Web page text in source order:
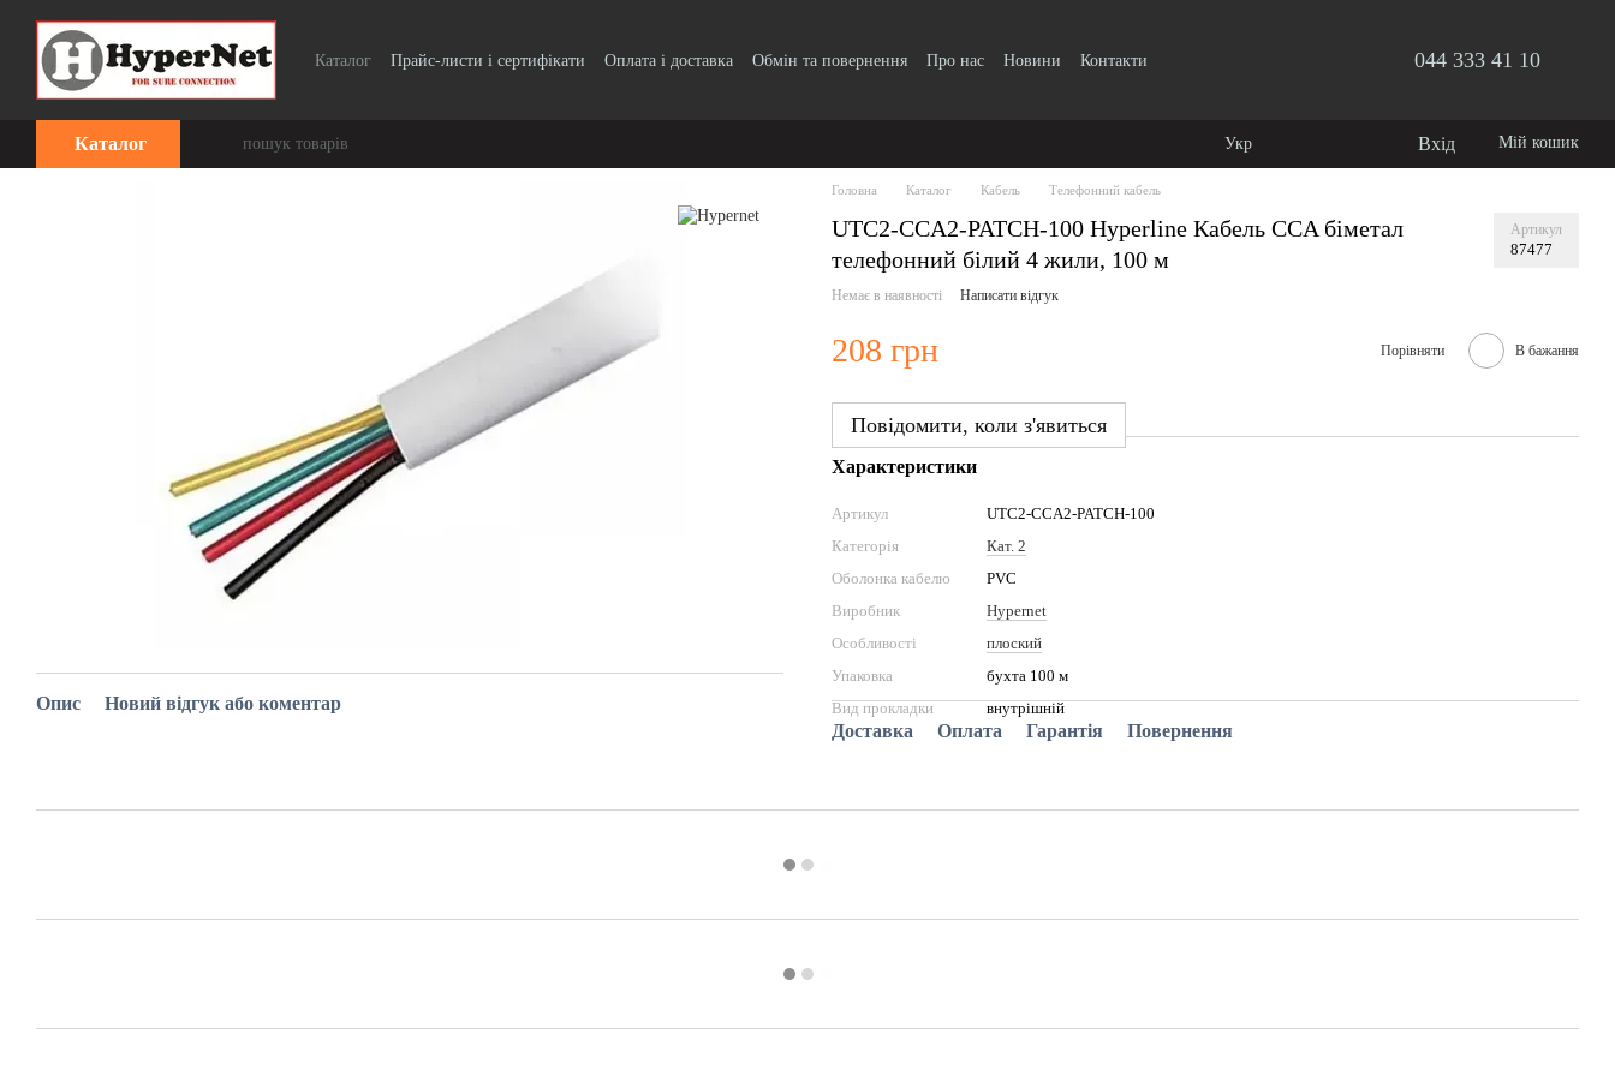
Перейти до основного контенту
Каталог Прайс-листи і сертифікати Оплата і доставка Обмін та повернення Про нас Новини Контакти 044 333 41 10
Каталог Укр Вхід Мій кошик
Опис Новий відгук або коментар
Головна Каталог Кабель Телефонний кабель
UTС2-CCA2-PATCH-100 Hyperline Кабель CCA біметал
телефонний білий 4 жили, 100 м
Артикул
87477
Немає в наявності Написати відгук
208 грн Порівняти В бажання
Повідомити, коли з'явиться
Характеристики
Артикул
UTС2-CCA2-PATCH-100
Категорія
Кат. 2
Оболонка кабелю
PVC
Виробник
Hypernet
Особливості
плоский
Упаковка
бухта 100 м
Вид прокладки
внутрішній
Доставка Оплата Гарантія Повернення